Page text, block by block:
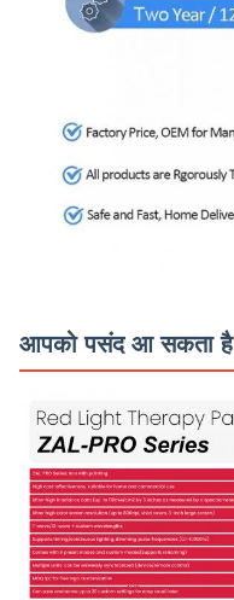
आपको पसंद आ सकता है